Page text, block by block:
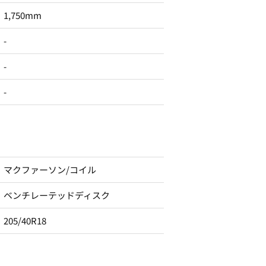
1,750mm
-
-
-
マクファーソン/コイル
ベンチレーテッドディスク
205/40R18